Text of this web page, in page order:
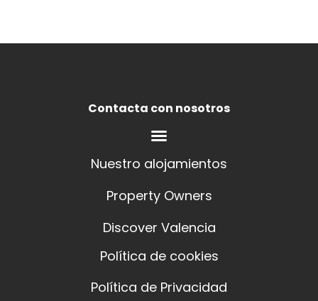
Contacta con nosotros
Nuestro alojamientos
Property Owners
Discover Valencia
Política de cookies
Política de Privacidad